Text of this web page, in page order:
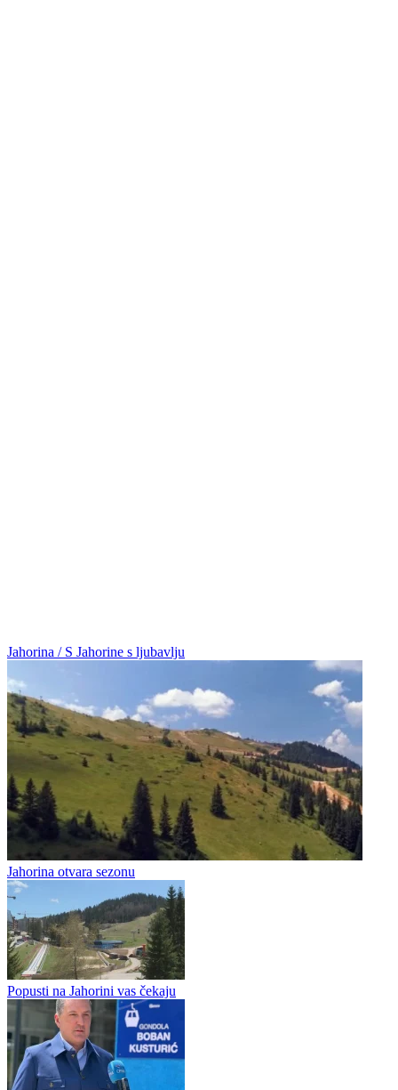
Jahorina / S Jahorine s ljubavlju